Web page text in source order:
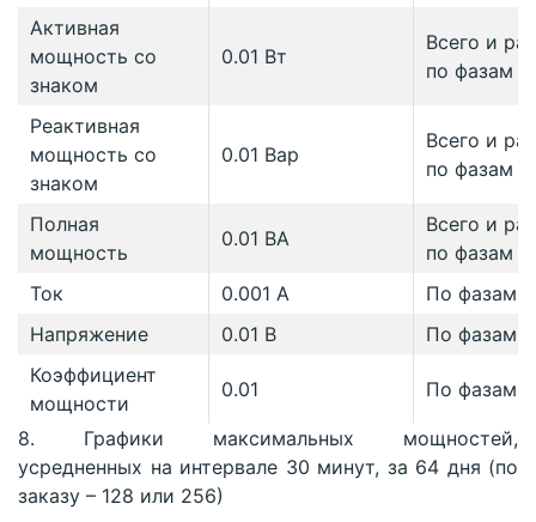
Активная
мощность со
знаком
0.01 Вт
Всего и
по фазам
Реактивная
мощность со
знаком
0.01 Вар
Всего и
по фазам
Полная
мощность
0.01 ВА
Всего и
по фазам
Ток
0.001 А
По фазам
Напряжение
0.01 В
По фазам
Коэффициент
мощности
0.01 По фазам
8. Графики максимальных мощностей,
усредненных на интервале 30 минут, за 64 дня (по
заказу – 128 или 256)